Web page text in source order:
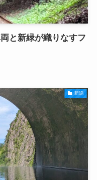
と新緑が織りなすフ
新潟